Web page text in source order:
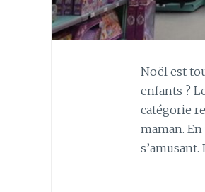
Noël est
enfants ?
catégorie
maman.